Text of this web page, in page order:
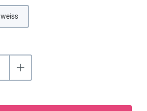
weiss(Diese Option ist zurzeit nicht verfügbar.)